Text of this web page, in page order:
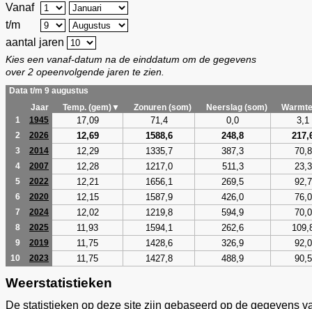
Vanaf
t/m
aantal jaren
Kies een vanaf-datum na de einddatum om de gegevens
over 2 opeenvolgende jaren te zien.
Data t/m 9 augustus
Jaar
Temp. (gem)▼ Zonuren (som) Neerslag (som)
1
1945 17,09 71,4 0,0 3,1
2 2026 12,69 1588,6 248,8
3 2014 12,29 1335,7 387,3 70,8
4 2007 12,28 1217,0 511,3 23,3
5 2022 12,21 1656,1 269,5 92,7
6 2020 12,15 1587,9 426,0 76,0
7 2024 12,02 1219,8 594,9 70,0
8 2025 11,93 1594,1 262,6
9 2019 11,75 1428,6 326,9 92,0
10 2023 11,75 1427,8 488,9 90,5
Weerstatistieken
De statistieken op deze site zijn gebaseerd op de gegevens